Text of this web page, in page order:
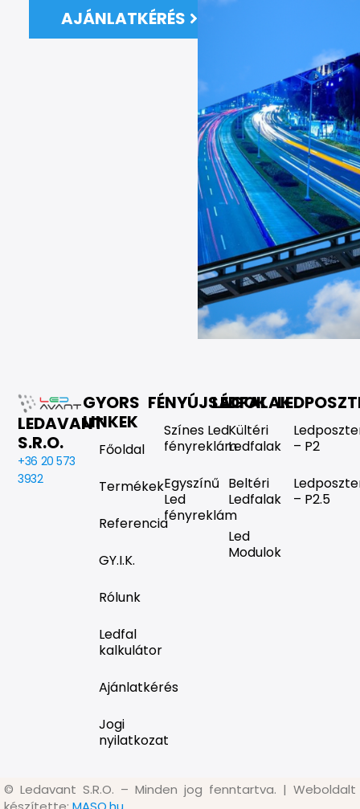
AJÁNLATKÉRÉS
LEDAVANT
S.R.O.
+36 20 573
3932
GYORS
LINKEK
Főoldal
Termékek
Referencia
GY.I.K.
Rólunk
Ledfal
kalkulátor
Ajánlatkérés
Jogi
nyilatkozat
FÉNYÚJSÁGOK
Színes Led
fényreklám
Egyszínű
Led
fényreklám
LEDFALAK
Kültéri
Ledfalak
Beltéri
Ledfalak
Led
Modulok
– P2
– P2.5
© Ledavant S.R.O. – Minden jog fenntartva. | Weboldalt